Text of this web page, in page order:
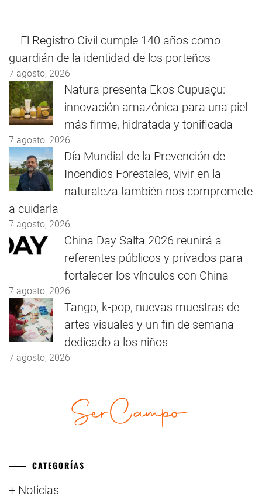
El Registro Civil cumple 140 años como
guardián de la identidad de los porteños
7 agosto, 2026
Natura presenta Ekos Cupuaçu:
innovación amazónica para una piel
más firme, hidratada y tonificada
7 agosto, 2026
Día Mundial de la Prevención de
Incendios Forestales, vivir en la
naturaleza también nos compromete
a cuidarla
7 agosto, 2026
China Day Salta 2026 reunirá a
referentes públicos y privados para
fortalecer los vínculos con China
7 agosto, 2026
Tango, k-pop, nuevas muestras de
artes visuales y un fin de semana
dedicado a los niños
7 agosto, 2026
CATEGORÍAS
+ Noticias